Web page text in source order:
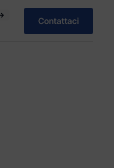
Contattaci